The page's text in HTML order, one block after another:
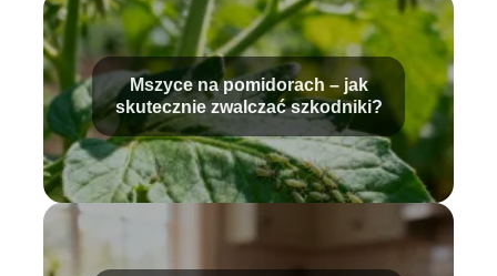
Mszyce na pomidorach – jak
skutecznie zwalczać szkodniki?